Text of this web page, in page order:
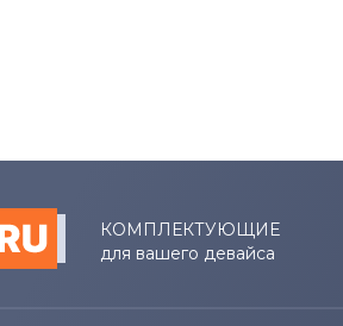
КОМПЛЕКТУЮЩИЕ
для вашего девайса